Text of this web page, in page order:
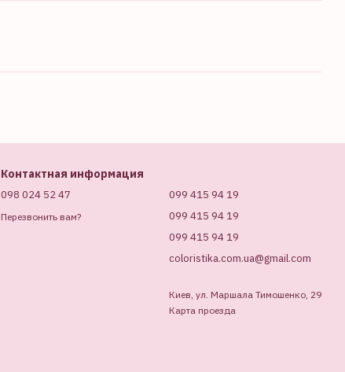
Контактная информация
098 024 52 47
Перезвонить вам?
099 415 94 19
099 415 94 19
099 415 94 19
coloristika.com.ua@gmail.com
Киев, ул. Маршала Тимошенко, 29
Карта проезда